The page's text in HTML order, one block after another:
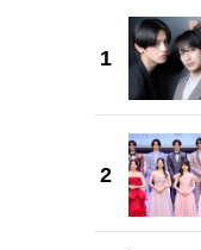
ドラマ「席
んです」
ョン